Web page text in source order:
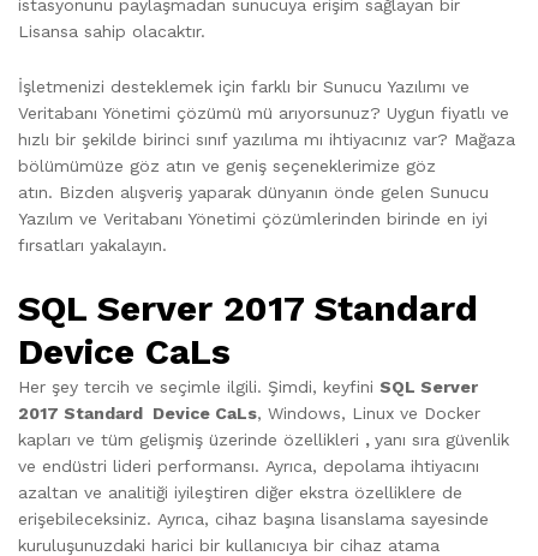
istasyonunu paylaşmadan sunucuya erişim sağlayan bir
Lisansa sahip olacaktır.
İşletmenizi desteklemek için farklı bir Sunucu Yazılımı ve
Veritabanı Yönetimi çözümü mü arıyorsunuz? Uygun fiyatlı ve
hızlı bir şekilde birinci sınıf yazılıma mı ihtiyacınız var? Mağaza
bölümümüze göz atın ve geniş seçeneklerimize göz
atın. Bizden alışveriş yaparak dünyanın önde gelen Sunucu
Yazılım ve Veritabanı Yönetimi çözümlerinden birinde en iyi
fırsatları yakalayın.
SQL Server 2017 Standard
Device CaLs
Her şey tercih ve seçimle ilgili. Şimdi, keyfini SQL Server
2017 Standard Device CaLs, Windows, Linux ve Docker
kapları ve tüm gelişmiş üzerinde özellikleri , yanı sıra güvenlik
ve endüstri lideri performansı. Ayrıca, depolama ihtiyacını
azaltan ve analitiği iyileştiren diğer ekstra özelliklere de
erişebileceksiniz. Ayrıca, cihaz başına lisanslama sayesinde
kuruluşunuzdaki harici bir kullanıcıya bir cihaz atama